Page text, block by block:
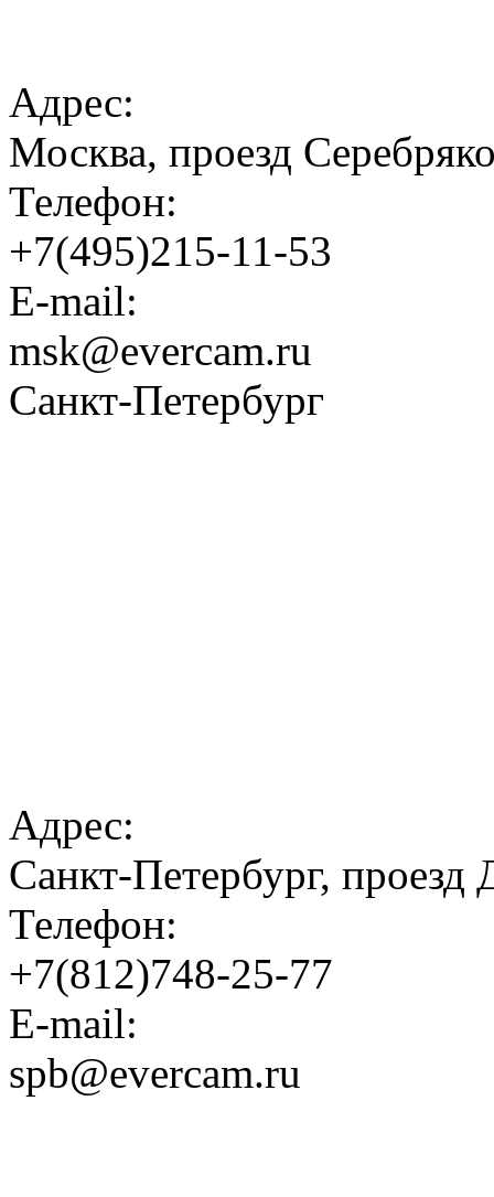
Адрес:
Москва, проезд
Телефон:
+7(495)215-11-53
E-mail:
msk@evercam.ru
Санкт-Петербург
Адрес:
Санкт-Петербург,
Телефон:
+7(812)748-25-77
E-mail:
spb@evercam.ru